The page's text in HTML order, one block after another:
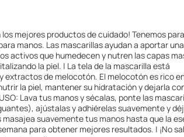
mejores productos de cuidado! Tenemos
manos. Las mascarillas ayudan a aportar una
activos que humedecen y nutren las capas
la piel. | La tela de la mascarilla está
extractos de melocotón. El melocotón es rico
la piel, mantener su hidratación y dejarla
Lava tus manos y sécalas, ponte las
ajústalas y adhiérelas suavemente y
suavemente tus manos hasta que la
para obtener mejores resultados. | ¡No